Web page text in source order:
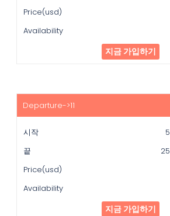
지금 가입하기
지금 가입하기